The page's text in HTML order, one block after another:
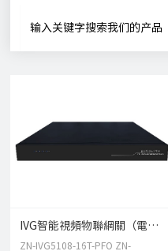
IVG智能視頻物聯網關（電力）
ZN-IVG5108-16T-PFO ZN-